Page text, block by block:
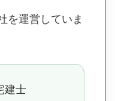
を運営していま
建士